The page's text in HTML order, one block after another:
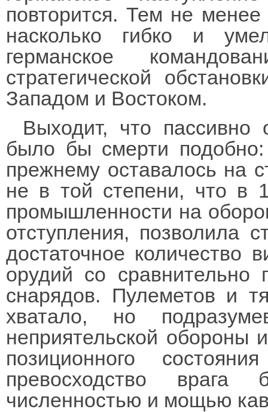
повторится. Тем не
насколько гибко и
германское
стратегической
Западом и Востоком.
Выходит, что пассивно
было бы смерти подобно:
прежнему оставалось на
не в той степени, что в
промышленности на
отступления, позволила
достаточное количество
орудий со сравнительно
снарядов. Пулеметов и
хватало, но
неприятельской обороны
позиционного
превосходство врага
численностью и мощью